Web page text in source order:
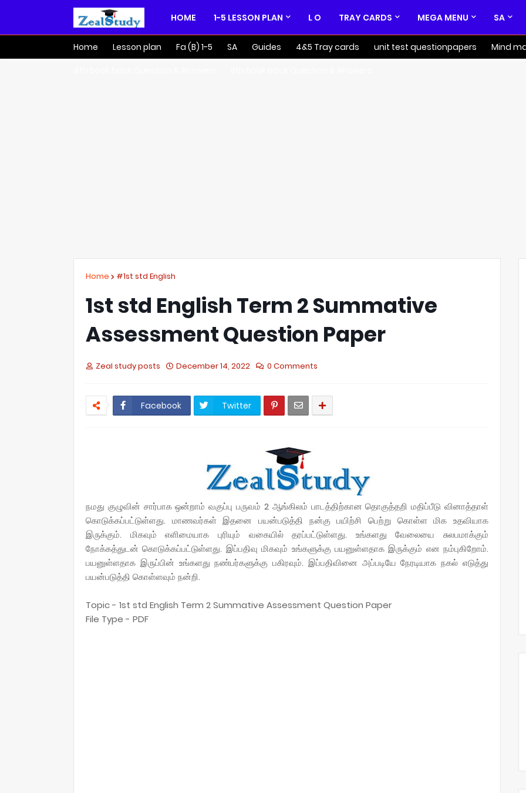
HOME 1-5 LESSON PLAN L O TRAY CARDS MEGA MENU SA
Home Lesson plan Fa (B) 1-5 SA Guides 4&5 Tray cards unit test questionpapers Mind
Home #1st std English
1st std English Term 2 Summative
Assessment Question Paper
Zeal study posts December 14, 2022 0 Comments
Facebook Twitter
நமது குழுவின் சார்பாக ஒன்றாம் வகுப்பு பருவம் 2 ஆங்கிலம் பாடத்திற்கான தொகுத்தறி மதிப்பீடு வினாத்தாள்
கொடுக்கப்பட்டுள்ளது. மாணவர்கள் இதனை பயன்படுத்தி நன்கு பயிற்சி பெற்று கொள்ள மிக உதவியாக
இருக்கும். மிகவும் எளிமையாக புரியும் வகையில் தரப்பட்டுள்ளது. உங்களது வேலையை சுலபமாக்கும்
நோக்கத்துடன் கொடுக்கப்பட்டுள்ளது. இப்பதிவு மிகவும் உங்களுக்கு பயனுள்ளதாக இருக்கும் என நம்புகிறோம்.
பயனுள்ளதாக இருப்பின் உங்களது நண்பர்களுக்கு பகிரவும். இப்பதிவினை அப்படியே நேரடியாக நகல் எடுத்து
பயன்படுத்தி கொள்ளவும் நன்றி.
Topic - 1st std English Term 2 Summative Assessment Question Paper
File Type - PDF